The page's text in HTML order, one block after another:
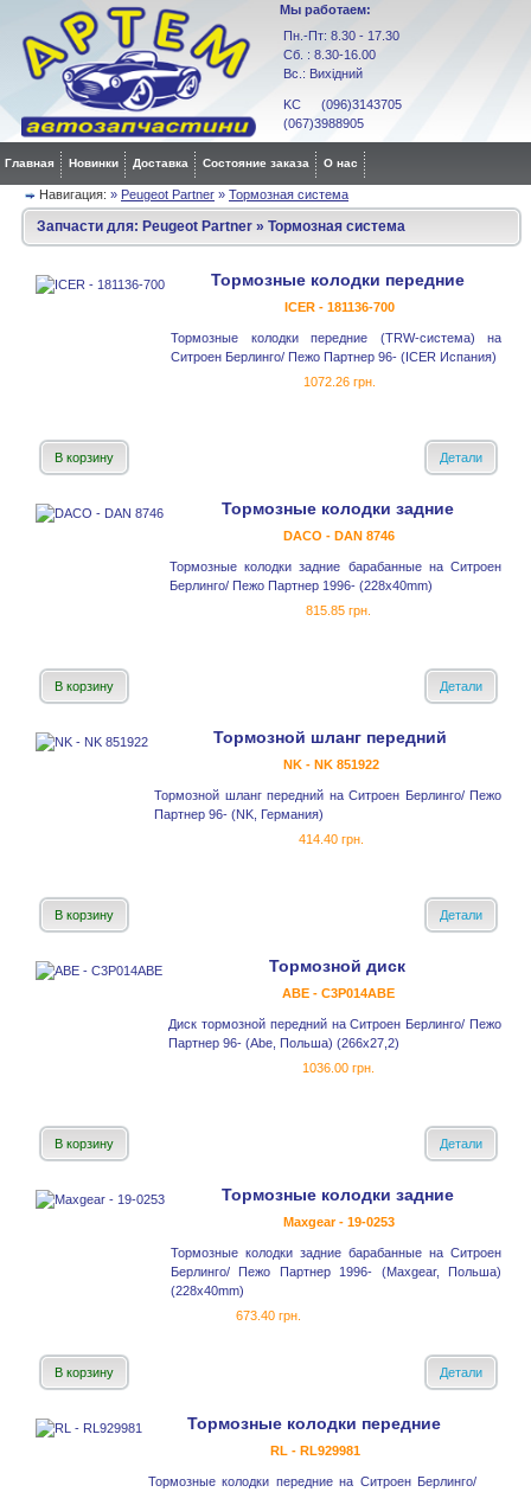
Мы работаем:
Пн.-Пт: 8.30 - 17.30
Сб. : 8.30-16.00
Вс.: Вихідний
KC (096)3143705
(067)3988905
Главная Новинки Доставка Состояние заказа О нас
Навигация: » Peugeot Partner » Тормозная система
Запчасти для: Peugeot Partner » Тормозная система
Тормозные колодки передние
ICER - 181136-700
Тормозные колодки передние (TRW-система) на
Ситроен Берлинго/ Пежо Партнер 96- (ICER Испания)
1072.26 грн.
В корзину Детали
Тормозные колодки задние
DACO - DAN 8746
Тормозные колодки задние барабанные на Ситроен
Берлинго/ Пежо Партнер 1996- (228x40mm)
815.85 грн.
В корзину Детали
Тормозной шланг передний
NK - NK 851922
Тормозной шланг передний на Ситроен Берлинго/ Пежо
Партнер 96- (NK, Германия)
414.40 грн.
В корзину Детали
Тормозной диск
ABE - C3P014ABE
Диск тормозной передний на Ситроен Берлинго/ Пежо
Партнер 96- (Abe, Польша) (266x27,2)
1036.00 грн.
В корзину Детали
Тормозные колодки задние
Maxgear - 19-0253
Тормозные колодки задние барабанные на Ситроен
Берлинго/ Пежо Партнер 1996- (Maxgear, Польша)
(228x40mm)
673.40 грн.
В корзину Детали
Тормозные колодки передние
RL - RL929981
Тормозные колодки передние на Ситроен Берлинго/